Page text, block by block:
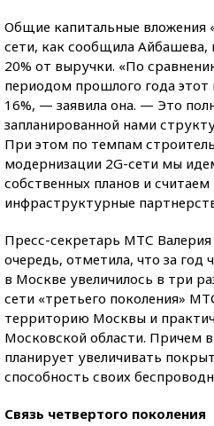
Общие капитальные вложения
сети, как сообщила
20% от выручки. «По
периодом прошлого года этот
16%, — заявила она. — Это
запланированной нами
При этом по темпам
модернизации 2G-сети мы
собственных планов и
инфраструктурные
Пресс-секретарь МТС
очередь, отметила, что за год
в Москве увеличилось в три
сети «третьего поколения»
территорию Москвы и
Московской области. Причем
планирует увеличивать
способность своих
Связь четвертого поколения